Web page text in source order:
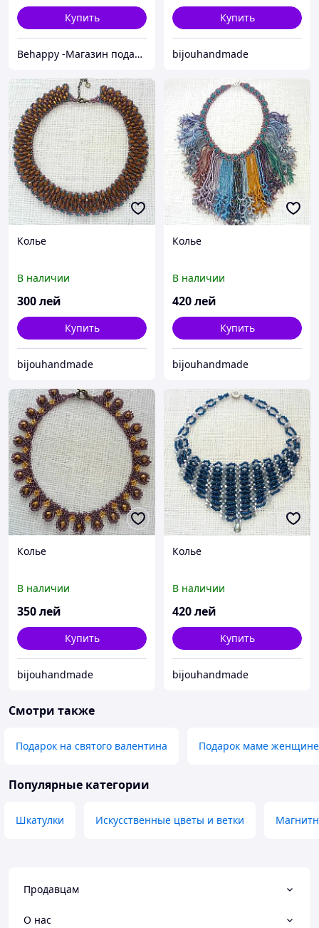
Купить
Behappy -Магазин подарков ручной работы
Купить
bijouhandmade
Колье
В наличии
300лей
Купить
bijouhandmade
Колье
В наличии
420лей
Купить
bijouhandmade
Колье
В наличии
350лей
Купить
bijouhandmade
Колье
В наличии
420лей
Купить
bijouhandmade
Смотри также
Подарок на святого валентина Подарок маме женщине
Популярные категории
Шкатулки Искусственные цветы и ветки
Продавцам
О нас